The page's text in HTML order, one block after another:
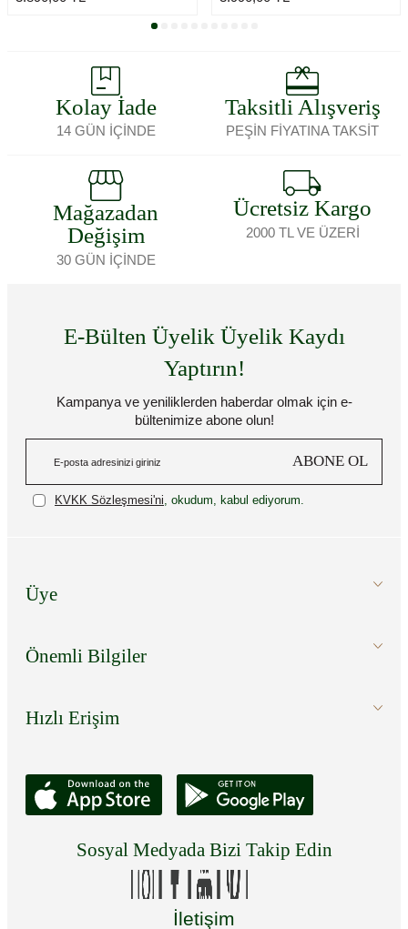
Kolay İade
14 GÜN İÇİNDE
Taksitli Alışveriş
PEŞİN FİYATINA TAKSİT
Mağazadan
Değişim
30 GÜN İÇİNDE
Ücretsiz Kargo
2000 TL VE ÜZERİ
E-Bülten Üyelik Üyelik Kaydı
Yaptırın!
Kampanya ve yeniliklerden haberdar olmak için e-
bültenimize abone olun!
ABONE OL
KVKK Sözleşmesi'ni , okudum, kabul ediyorum.
Üye
Önemli Bilgiler
Hızlı Erişim
Sosyal Medyada Bizi Takip Edin
İletişim